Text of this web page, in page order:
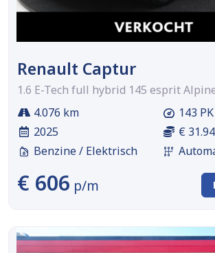
Renault Captur
1.6 E-Tech full hybrid 145 esprit
4.076 km
2025
Benzine / Elektrisch
143 PK
€
€ 606 p/m